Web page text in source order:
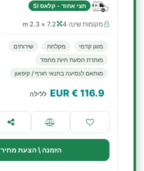
חצי אחוד - קלאס SI
מקומות שינה 4 7.2 × 2.3 m
מזגן קדמי מקלחת
שירותים
מותרת הסעת חיות מחמד
מותאם לנסיעה בתנאי חורף / קיפאון
116.9
€ EUR ללילה
הזמנה \ הצעת מחיר